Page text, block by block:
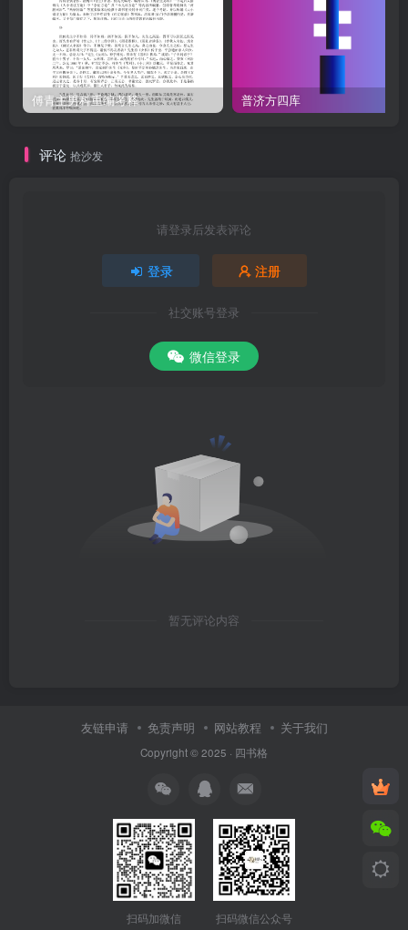
傅青主男科重编考释 普济方四库
评论 抢沙发
请登录后发表评论
登录 注册
社交账号登录
微信登录
暂无评论内容
友链申请 免责声明 网站教程 关于我们
Copyright © 2025 · 四书格
扫码加微信 扫码微信公众号